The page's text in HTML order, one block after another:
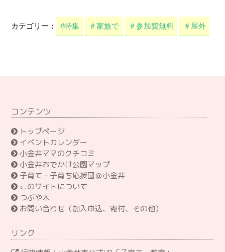
カテゴリー： #特集 ＃家族で ＃参加費無料 ＃屋外
コンテンツ
トップページ
イベントカレンダー
小金井ママのクチコミ
小金井おでかけ公園マップ
子育て・子育ち応援団＠小金井
このサイトについて
つぶや木
お問い合わせ（加入申込、寄付、その他）
リンク